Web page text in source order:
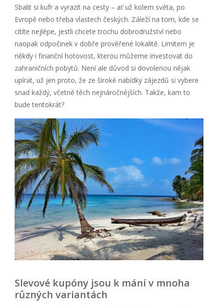
Sbalit si kufr a vyrazit na cesty – ať už kolem světa, po
Evropě nebo třeba vlastech českých. Záleží na tom, kde se
cítíte nejlépe, jestli chcete trochu dobrodružství nebo
naopak odpočinek v dobře prověřené lokalitě. Limitem je
někdy i finanční hotovost, kterou můžeme investovat do
zahraničních pobytů. Není ale důvod si dovolenou nějak
upírat, už jen proto, že ze široké nabídky zájezdů si vybere
snad každý, včetně těch nejnáročnějších. Takže, kam to
bude tentokrát?
Slevové kupóny jsou k mání v mnoha
různých variantách